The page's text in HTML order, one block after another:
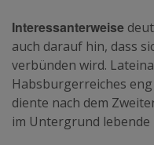
Interessanterweise
auch darauf hin, dass
verbünden wird.
Habsburgerreiches
diente nach dem
im Untergrund lebende